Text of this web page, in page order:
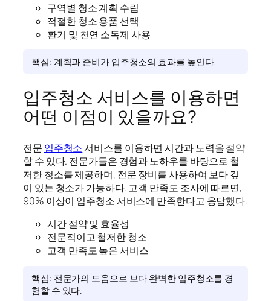
구역별 청소 계획 수립
적절한 청소 용품 선택
환기 및 천연 소독제 사용
핵심: 계획과 준비가 입주청소의 효과를 높인다.
입주청소 서비스를 이용하면
어떤 이점이 있을까요?
전문 입주청소서비스를 이용하면 시간과 노력을 절약
할 수 있다. 전문가들은 경험과 노하우를 바탕으로 철
저한 청소를 제공하며, 전문 장비를 사용하여 보다 깊
이 있는 청소가 가능하다. 고객 만족도 조사에 따르면,
90% 이상이 입주청소 서비스에 만족한다고 응답했다.
시간 절약 및 효율성
전문적이고 철저한 청소
고객 만족도 높은 서비스
핵심: 전문가의 도움으로 보다 완벽한 입주청소를 경
험할 수 있다.